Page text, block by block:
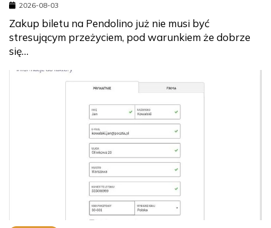
2026-08-03
Zakup biletu na Pendolino już nie musi być
stresującym przeżyciem, pod warunkiem że dobrze
się…